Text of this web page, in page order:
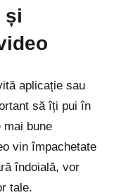
și
aplicație sau
să îți pui în
mai bune
vin împachetate
îndoială, vor
tale.